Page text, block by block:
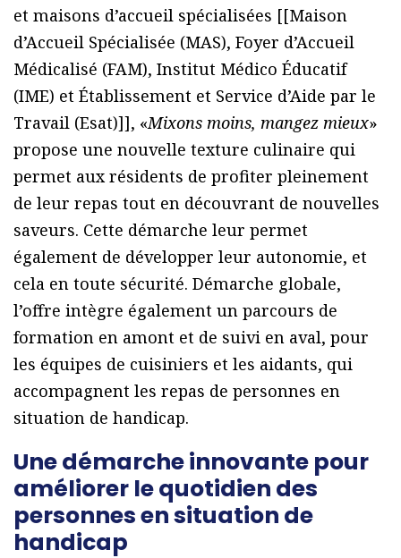
et maisons d’accueil spécialisées [[Maison
d’Accueil Spécialisée (MAS), Foyer d’Accueil
Médicalisé (FAM), Institut Médico Éducatif
(IME) et Établissement et Service d’Aide par le
Travail (Esat)]], «Mixons moins, mangez mieux»
propose une nouvelle texture culinaire qui
permet aux résidents de profiter pleinement
de leur repas tout en découvrant de nouvelles
saveurs. Cette démarche leur permet
également de développer leur autonomie, et
cela en toute sécurité. Démarche globale,
l’offre intègre également un parcours de
formation en amont et de suivi en aval, pour
les équipes de cuisiniers et les aidants, qui
accompagnent les repas de personnes en
situation de handicap.
Une démarche innovante pour
améliorer le quotidien des
personnes en situation de
handicap